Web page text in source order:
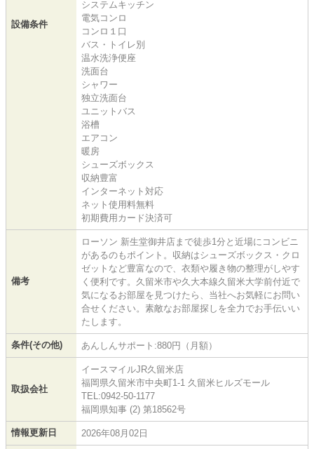
設備条件
システムキッチン
電気コンロ
コンロ１口
バス・トイレ別
温水洗浄便座
洗面台
シャワー
独立洗面台
ユニットバス
浴槽
エアコン
暖房
シューズボックス
収納豊富
インターネット対応
ネット使用料無料
初期費用カード決済可
備考
ローソン 新生堂御井店まで徒歩1分と近場にコンビニ
があるのもポイント。収納はシューズボックス・クロ
ゼットなど豊富なので、衣類や履き物の整理がしやす
く便利です。久留米市や久大本線久留米大学前付近で
気になるお部屋を見つけたら、当社へお気軽にお問い
合せください。素敵なお部屋探しを全力でお手伝いい
たします。
条件(その他) あんしんサポート:880円（月額）
取扱会社
イースマイルJR久留米店
福岡県久留米市中央町1-1 久留米ヒルズモール
TEL:0942-50-1177
福岡県知事 (2) 第18562号
情報更新日 2026年08月02日